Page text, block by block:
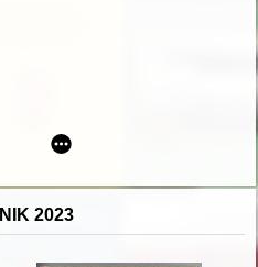
polsko-sowiecka?
2023